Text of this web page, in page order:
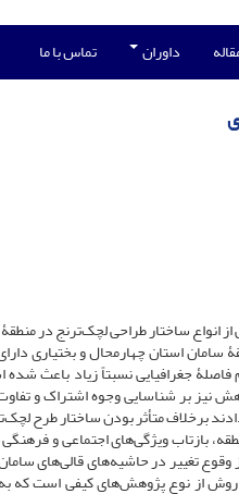
داوران تماس با ما
انواع ساختار طراحی لچک‌ترنج در
سامان استان چهارمحال و بختیاری
جغرافیایی نسبتاً زیاد باعث
نیز بر شناسایی وجوه اشتراک و
برخلاف متأثر بودن ساختار طرح‌
بازتاب ویژگی‌‌های اجتماعی و
تغییر در حاشیه‌‌های قالی‌‌های
از نوع پژوهش‌های کیفی است که